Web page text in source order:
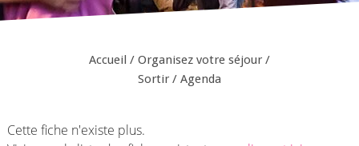
Accueil / Organisez votre séjour /
Sortir / Agenda
Cette fiche n'existe plus.